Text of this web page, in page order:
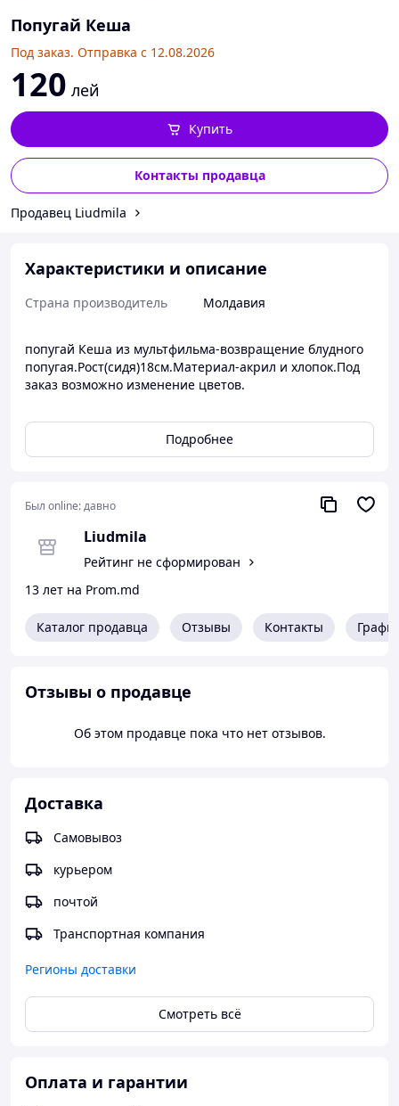
Попугай Кеша
Под заказ. Отправка с 12.08.2026
120 лей
Контакты продавца
Купить
Продавец Liudmila
Характеристики и описание
Страна производитель Молдавия
попугай Кеша из мультфильма-возвращение блудного
попугая.Рост(сидя)18см.Материал-акрил и хлопок.Под
заказ возможно изменение цветов.
Подробнее
Был online:давно
Liudmila
Рейтинг не сформирован
13 лет на Prom.md
Каталог продавца Отзывы Контакты
Отзывы о продавце
Об этом продавце пока что нет отзывов.
Доставка
Самовывоз
курьером
почтой
Транспортная компания
Регионы доставки
Смотреть всё
Оплата и гарантии